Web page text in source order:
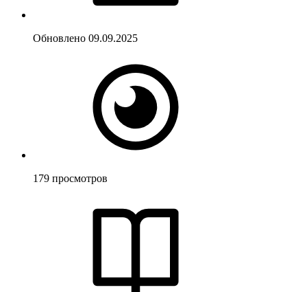
Обновлено 09.09.2025
179 просмотров